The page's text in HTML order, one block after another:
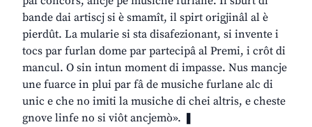
bande dai artiscj si è smamît, il spirt origjinâl al è
pierdût. La mularie si sta disafezionant, si invente i
tocs par furlan dome par partecipâ al Premi, i crôt di
mancul. O sin intun moment di impasse. Nus mancje
une fuarce in plui par fâ de musiche furlane alc di
unic e che no imiti la musiche di chei altris, e cheste
gnove linfe no si viôt ancjemò». ❚